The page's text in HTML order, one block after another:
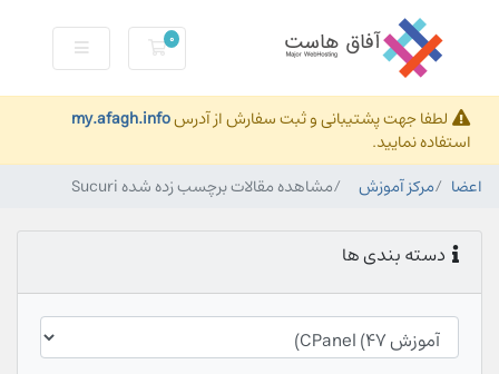
0 کارت خرید
لطفا جهت پشتیبانی و ثبت سفارش از آدرسmy.afagh.info
استفاده نمایید.
اعضا
مرکز آموزش مشاهده مقالات برچسب زده شده Sucuri
دسته بندی ها